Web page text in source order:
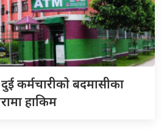
कर्मचारीकाे बदमासीका
हाकिम